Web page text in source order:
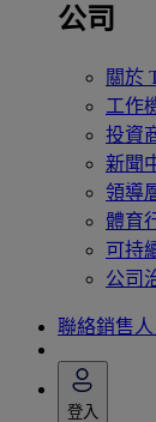
公司
關於
工作
投資
新聞
領導
體育
可持
公司
聯絡銷售人
登入